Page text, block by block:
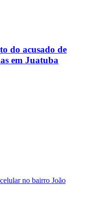
do acusado de
em Juatuba
no bairro João